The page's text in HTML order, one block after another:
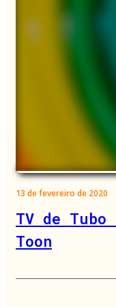
13 de fevereiro de 2020
TV de
Toon